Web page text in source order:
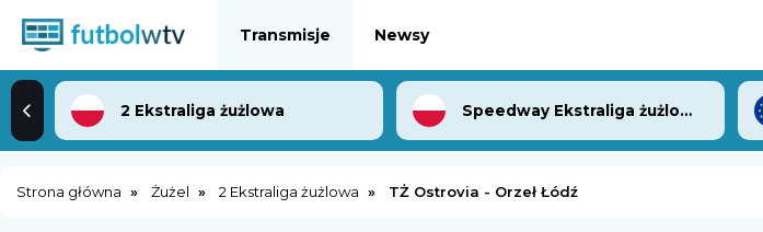
Transmisje Newsy
2 Ekstraliga żużlowa Speedway Ekstraliga żużlowa
Strona główna Żużel 2 Ekstraliga żużlowa TŻ Ostrovia - Orzeł Łódź